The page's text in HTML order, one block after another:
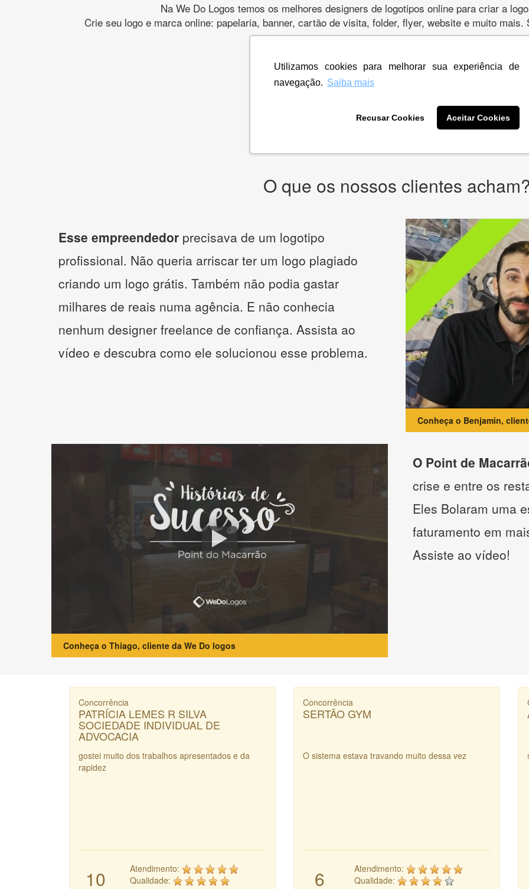
Utilizamos cookies para melhorar sua experiência de
navegação. Saiba mais
Recusar Cookies Aceitar Cookies
Na We Do Logos temos os melhores designers de logotipos online para criar a
Crie seu logo e marca online: papelaria, banner, cartão de visita, folder, flyer, website e muito
* Prometemos não compartilhar e utilizar seus dados para enviar
O que os nossos clientes
Esse empreendedor precisava de um logotipo
profissional. Não queria arriscar ter um logo plagiado
criando um logo grátis. Também não podia gastar
milhares de reais numa agência. E não conhecia
nenhum designer freelance de confiança. Assista ao
vídeo e descubra como ele solucionou esse problema.
Conheça o Benjamin,
Conheça o Thiago, cliente da We Do logos
O Point de
crise e entre os
Eles Bolaram uma
faturamento em
Assiste ao vídeo!
Concorrência
PATRÍCIA LEMES R SILVA
SOCIEDADE INDIVIDUAL DE
ADVOCACIA
gostei muito dos trabalhos apresentados e da
rapidez
10
Atendimento:
Qualidade:
Concorrência
SERTÃO GYM
O sistema estava travando muito dessa vez
6
Atendimento:
Qualidade: